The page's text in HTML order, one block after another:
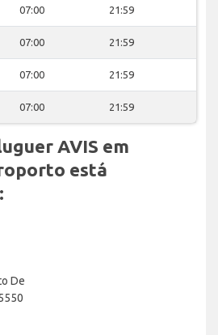
07:00 21:59
07:00 21:59
07:00 21:59
07:00 21:59
AVIS em
está
De